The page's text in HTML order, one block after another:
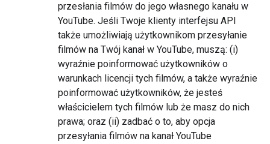
przesłania filmów do jego własnego kanału w
YouTube. Jeśli Twoje klienty interfejsu API
także umożliwiają użytkownikom przesyłanie
filmów na Twój kanał w YouTube, muszą: (i)
wyraźnie poinformować użytkowników o
warunkach licencji tych filmów, a także wyraźnie
poinformować użytkowników, że jesteś
właścicielem tych filmów lub że masz do nich
prawa; oraz (ii) zadbać o to, aby opcja
przesyłania filmów na kanał YouTube